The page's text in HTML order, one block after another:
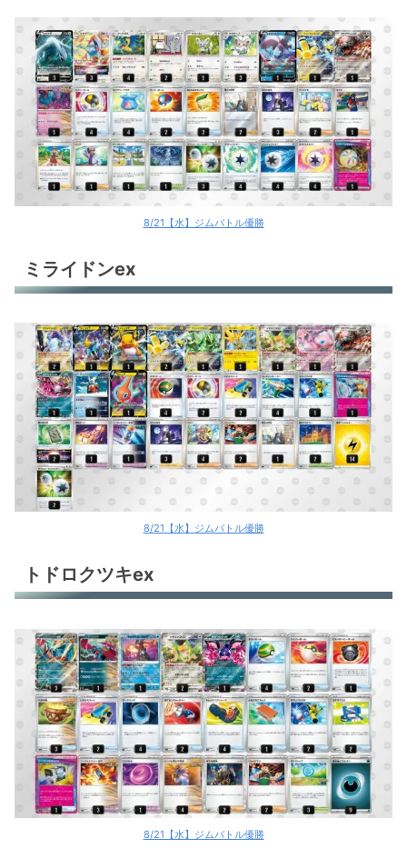
8/21【水】ジムバトル優勝
ミライドンex
8/21【水】ジムバトル優勝
トドロクツキex
8/21【水】ジムバトル優勝